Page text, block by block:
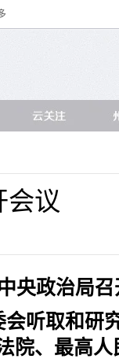
会议
央政治局
听取和研
院、最高